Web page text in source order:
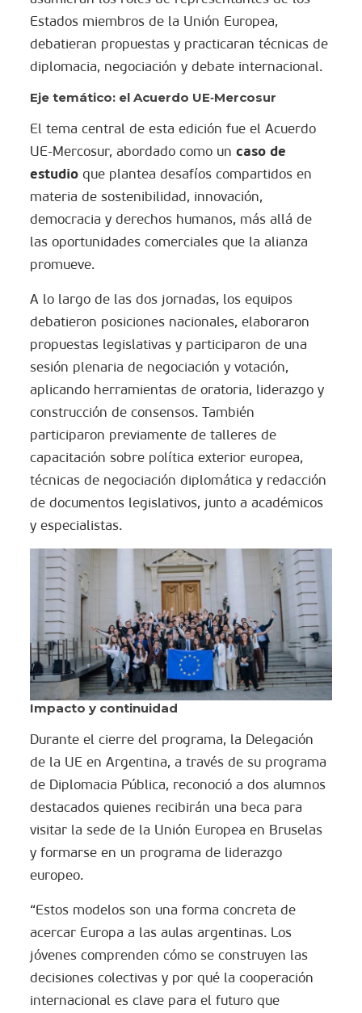
Estados miembros de la Unión Europea,
debatieran propuestas y practicaran técnicas de
diplomacia, negociación y debate internacional.
Eje temático: el Acuerdo UE‑Mercosur
El tema central de esta edición fue el Acuerdo
UE-Mercosur, abordado como un caso de
estudioque plantea desafíos compartidos en
materia de sostenibilidad, innovación,
democracia y derechos humanos, más allá de
las oportunidades comerciales que la alianza
promueve.
A lo largo de las dos jornadas, los equipos
debatieron posiciones nacionales, elaboraron
propuestas legislativas y participaron de una
sesión plenaria de negociación y votación,
aplicando herramientas de oratoria, liderazgo y
construcción de consensos. También
participaron previamente de talleres de
capacitación sobre política exterior europea,
técnicas de negociación diplomática y redacción
de documentos legislativos, junto a académicos
y especialistas.
Impacto y continuidad
Durante el cierre del programa, la Delegación
de la UE en Argentina, a través de su programa
de Diplomacia Pública, reconoció a dos alumnos
destacados quienes recibirán una beca para
visitar la sede de la Unión Europea en Bruselas
y formarse en un programa de liderazgo
europeo.
“Estos modelos son una forma concreta de
acercar Europa a las aulas argentinas. Los
jóvenes comprenden cómo se construyen las
decisiones colectivas y por qué la cooperación
internacional es clave para el futuro que